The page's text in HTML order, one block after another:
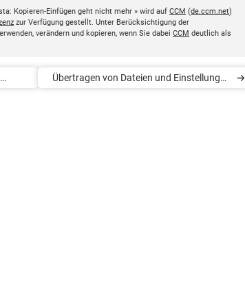
Kopieren-Einfügen geht nicht mehr » wird auf CCM (de.ccm.net)
zur Verfügung gestellt. Unter Berücksichtigung der
verändern und kopieren, wenn Sie dabei CCM deutlich als
Übertragen von Dateien und Einstellungen